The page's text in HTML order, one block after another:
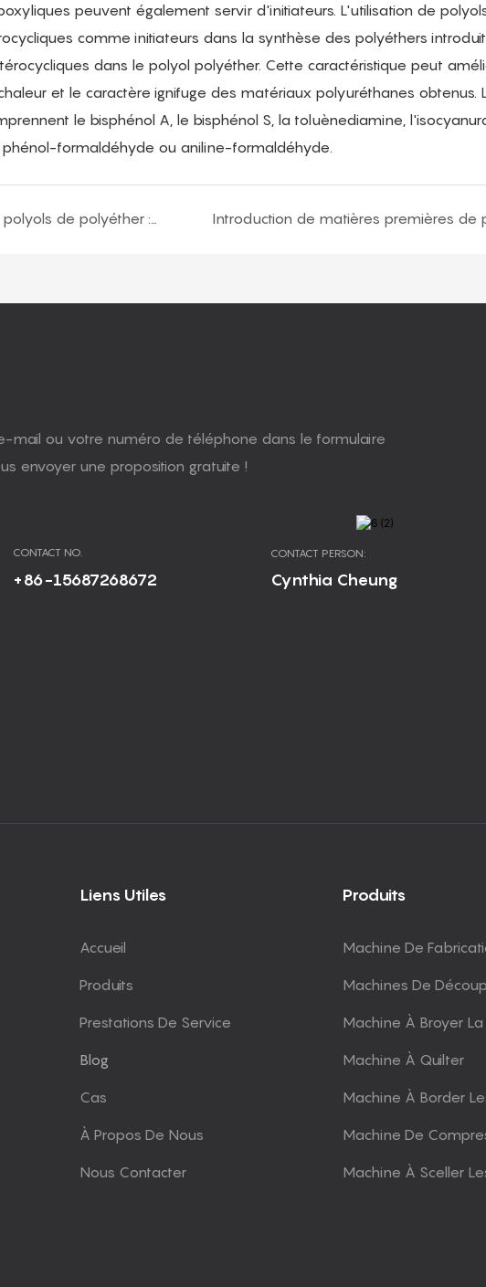
peuvent également servir d'initiateurs. L'utilisation de
comme initiateurs dans la synthèse des polyéthers
dans le polyol polyéther. Cette caractéristique peut
et le caractère ignifuge des matériaux polyuréthanes obtenus.
le bisphénol A, le bisphénol S, la toluènediamine,
formaldéhyde ou aniline-formaldéhyde.
Matière première pour les polyols de polyéther : composés époxydes
mail ou votre numéro de téléphone dans le formulaire
envoyer une proposition gratuite !
CONTACT NO.
+86-15687268672
CONTACT PERSON:
Cynthia Cheung
Liens Utiles
Accueil
Produits
Prestations De Service
Blog
Cas
À Propos De Nous
Nous Contacter
Produits
Machine De
Machines De
Machine À Broyer
Machine À Quilter
Machine À Border
Machine De
Machine À Sceller